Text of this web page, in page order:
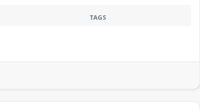
TAGS